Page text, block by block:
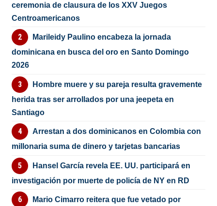
ceremonia de clausura de los XXV Juegos
Centroamericanos
Marileidy Paulino encabeza la jornada
dominicana en busca del oro en Santo Domingo
2026
Hombre muere y su pareja resulta gravemente
herida tras ser arrollados por una jeepeta en
Santiago
Arrestan a dos dominicanos en Colombia con
millonaria suma de dinero y tarjetas bancarias
Hansel García revela EE. UU. participará en
investigación por muerte de policía de NY en RD
Mario Cimarro reitera que fue vetado por